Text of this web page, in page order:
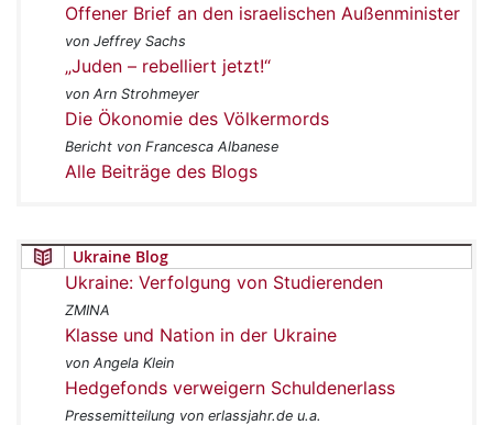
Offener Brief an den israelischen Außenminister
von Jeffrey Sachs
„Juden – rebelliert jetzt!“
von Arn Strohmeyer
Die Ökonomie des Völkermords
Bericht von Francesca Albanese
Alle Beiträge des Blogs
Ukraine Blog
Ukraine: Verfolgung von Studierenden
ZMINA
Klasse und Nation in der Ukraine
von Angela Klein
Hedgefonds verweigern Schuldenerlass
Pressemitteilung von erlassjahr.de u.a.